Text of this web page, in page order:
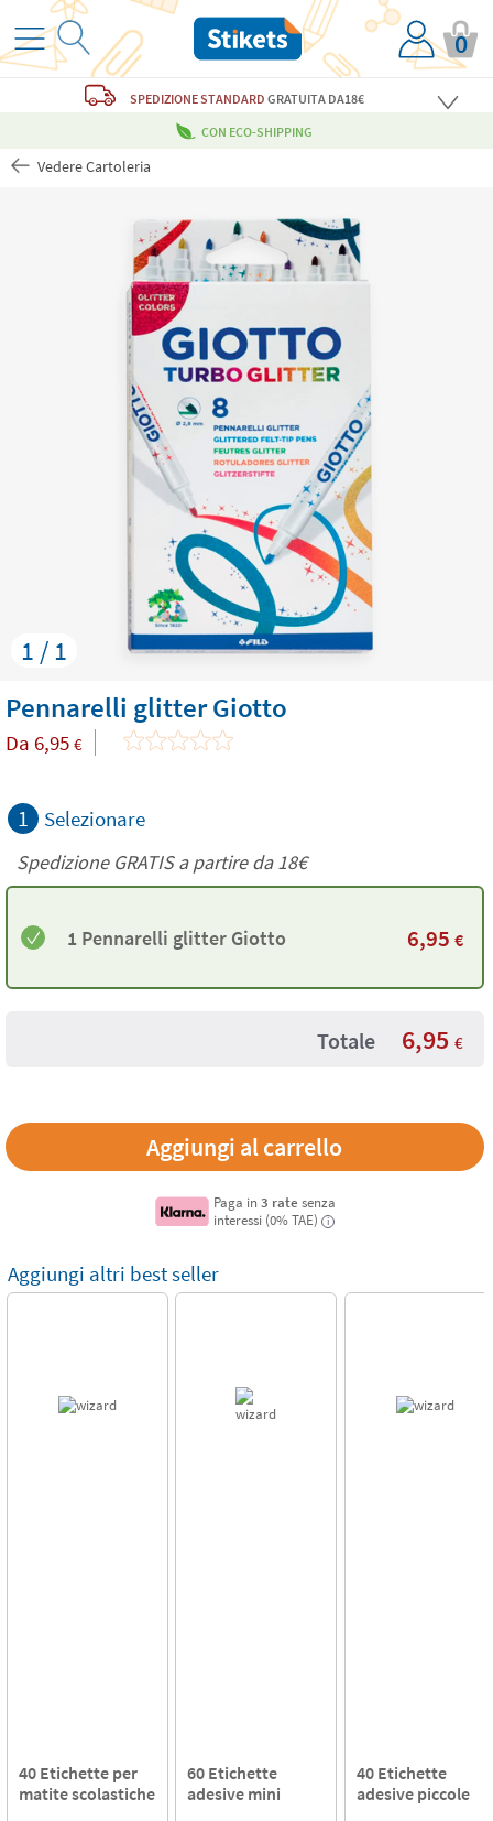
0
SPEDIZIONE STANDARD GRATUITADA18€
CON ECO-SHIPPING
Vedere Cartoleria
1 / 1
Pennarelli glitter Giotto
Da 6,95 €
1 Selezionare
Spedizione GRATIS a partire da18€
1 Pennarelli glitter Giotto 6,95 €
Totale 6,95 €
Paga in 3 rate senza
interessi (0% TAE)
i
Aggiungi altri best seller
40 Etichette per
matite scolastiche
60 Etichette
adesive mini
40 Etichette
adesive piccole